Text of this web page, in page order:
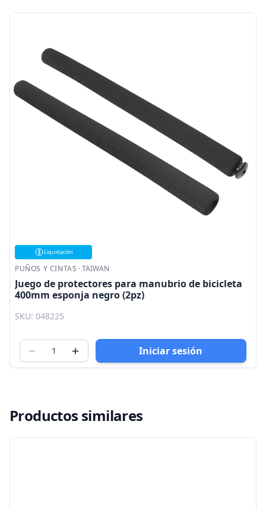
Liquidación
PUÑOS Y CINTAS ·TAIWAN
Juego de protectores para manubrio de bicicleta
400mm esponja negro (2pz)
SKU: 048225
Iniciar sesión
Productos similares